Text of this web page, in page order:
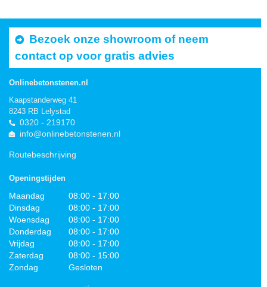
Bezoek onze showroom of neem
contact op voor gratis advies
Onlinebetonstenen.nl
Kaapstanderweg 41
8243 RB Lelystad
0320 - 219170
info@onlinebetonstenen.nl
Routebeschrijving
Openingstijden
Maandag
08:00 - 17:00
Dinsdag
08:00 - 17:00
Woensdag
08:00 - 17:00
Donderdag
08:00 - 17:00
Vrijdag
08:00 - 17:00
Zaterdag
08:00 - 15:00
Zondag
Gesloten